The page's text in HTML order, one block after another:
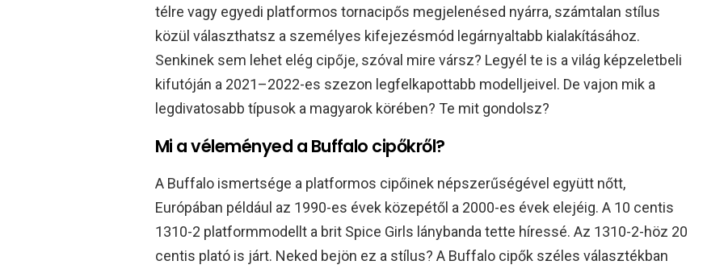
télre vagy egyedi platformos tornacipős megjelenésed nyárra, számtalan stílus
közül választhatsz a személyes kifejezésmód legárnyaltabb kialakításához.
Senkinek sem lehet elég cipője, szóval mire vársz? Legyél te is a világ képzeletbeli
kifutóján a 2021–2022-es szezon legfelkapottabb modelljeivel. De vajon mik a
legdivatosabb típusok a magyarok körében? Te mit gondolsz?
Mi a véleményed a Buffalo cipőkről?
A Buffalo ismertsége a platformos cipőinek népszerűségével együtt nőtt,
Európában például az 1990-es évek közepétől a 2000-es évek elejéig. A 10 centis
1310-2 platformmodellt a brit Spice Girls lánybanda tette híressé. Az 1310-2-höz 20
centis plató is járt. Neked bejön ez a stílus? A Buffalo cipők széles választékban